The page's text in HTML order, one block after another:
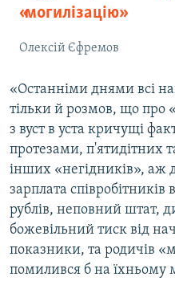
«могилізацію»
Олексій Єфремов
«Останніми днями всі
тільки й розмов, що про
з вуст в уста кричущі
протезами, п'ятидітних
інших «негідників», аж
зарплата співробітників
рублів, неповний штат,
божевільний тиск від
показники, та родичів
помилився б на їхньому